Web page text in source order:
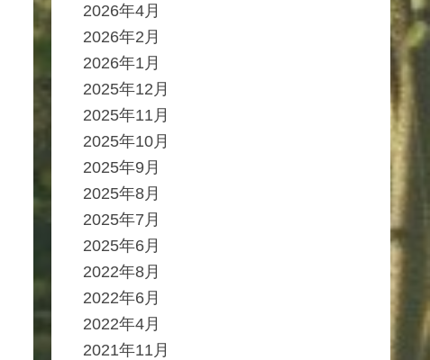
2026年4月
2026年2月
2026年1月
2025年12月
2025年11月
2025年10月
2025年9月
2025年8月
2025年7月
2025年6月
2022年8月
2022年6月
2022年4月
2021年11月